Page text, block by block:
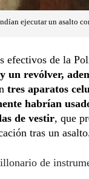
ejecutar un asalto
de la
un revólver,
tres aparatos
habrían
de vestir, que
tras un
de